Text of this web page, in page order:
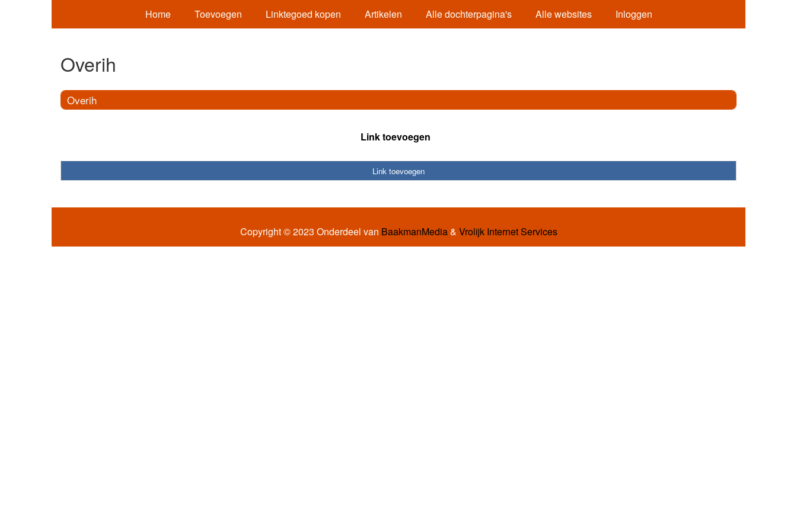
Home Toevoegen Linktegoed kopen Artikelen Alle dochterpagina's Alle websites Inloggen
Overih
Overih
Link toevoegen
Link toevoegen
Copyright © 2023 Onderdeel van BaakmanMedia& Vrolijk Internet Services